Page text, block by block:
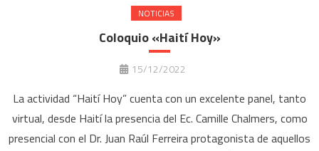
NOTICIAS
Coloquio «Haití Hoy»
15/12/2022
La actividad “Haití Hoy” cuenta con un excelente panel, tanto
virtual, desde Haití la presencia del Ec. Camille Chalmers, como
presencial con el Dr. Juan Raúl Ferreira protagonista de aquellos